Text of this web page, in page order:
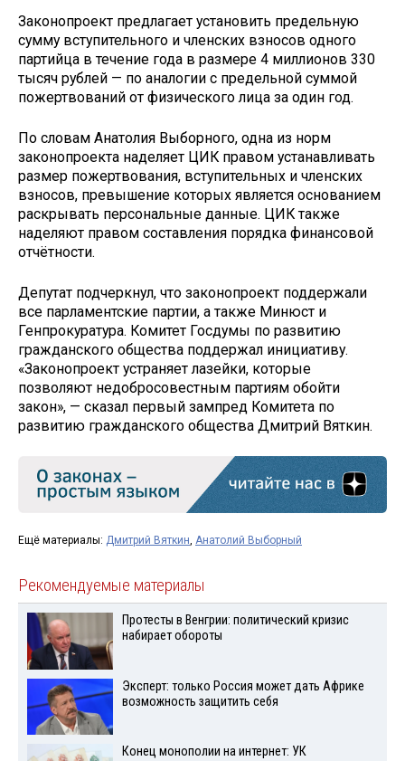
Законопроект предлагает установить предельную
сумму вступительного и членских взносов одного
партийца в течение года в размере 4 миллионов 330
тысяч рублей — по аналогии с предельной суммой
пожертвований от физического лица за один год.
По словам Анатолия Выборного, одна из норм
законопроекта наделяет ЦИК правом устанавливать
размер пожертвования, вступительных и членских
взносов, превышение которых является основанием
раскрывать персональные данные. ЦИК также
наделяют правом составления порядка финансовой
отчётности.
Депутат подчеркнул, что законопроект поддержали
все парламентские партии, а также Минюст и
Генпрокуратура. Комитет Госдумы по развитию
гражданского общества поддержал инициативу.
«Законопроект устраняет лазейки, которые
позволяют недобросовестным партиям обойти
закон», — сказал первый зампред Комитета по
развитию гражданского общества Дмитрий Вяткин.
Ещё материалы: Дмитрий Вяткин Анатолий Выборный
Рекомендуемые материалы
Протесты в Венгрии: политический кризис
набирает обороты
Эксперт: только Россия может дать Африке
возможность защитить себя
Конец монополии на интернет: УК